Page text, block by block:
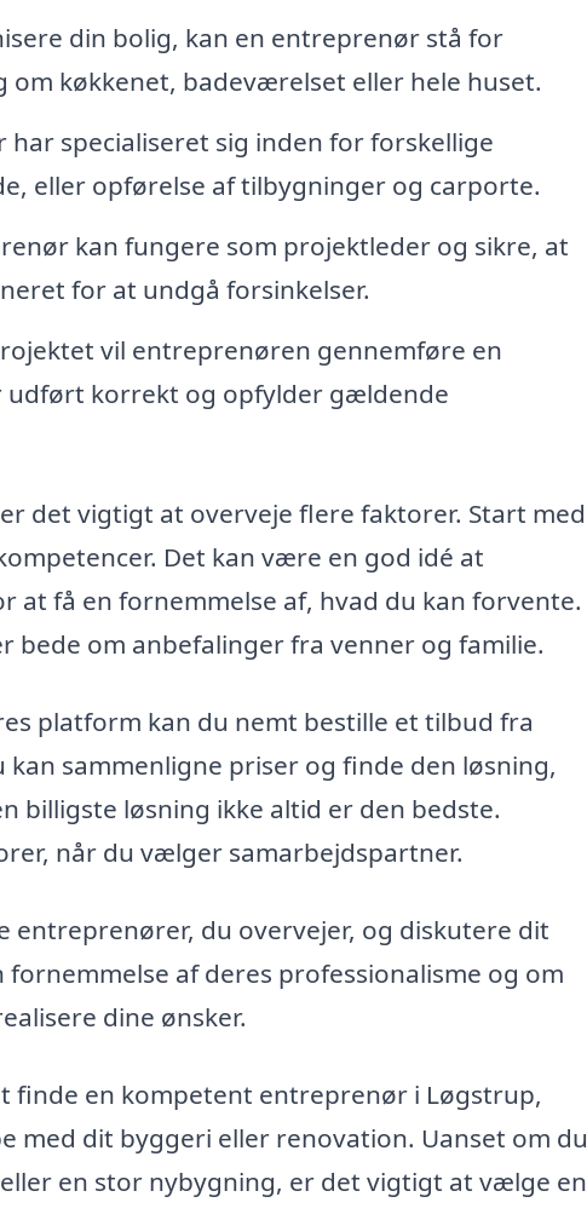
din bolig, kan en entreprenør stå for
køkkenet, badeværelset eller hele huset.
specialiseret sig inden for forskellige
eller opførelse af tilbygninger og carporte.
kan fungere som projektleder og sikre, at
for at undgå forsinkelser.
vil entreprenøren gennemføre en
udført korrekt og opfylder gældende
det vigtigt at overveje flere faktorer. Start med
Det kan være en god idé at
få en fornemmelse af, hvad du kan forvente.
bede om anbefalinger fra venner og familie.
platform kan du nemt bestille et tilbud fra
sammenligne priser og finde den løsning,
billigste løsning ikke altid er den bedste.
når du vælger samarbejdspartner.
entreprenører, du overvejer, og diskutere dit
af deres professionalisme og om
dine ønsker.
finde en kompetent entreprenør i Løgstrup,
dit byggeri eller renovation. Uanset om du
en stor nybygning, er det vigtigt at vælge en